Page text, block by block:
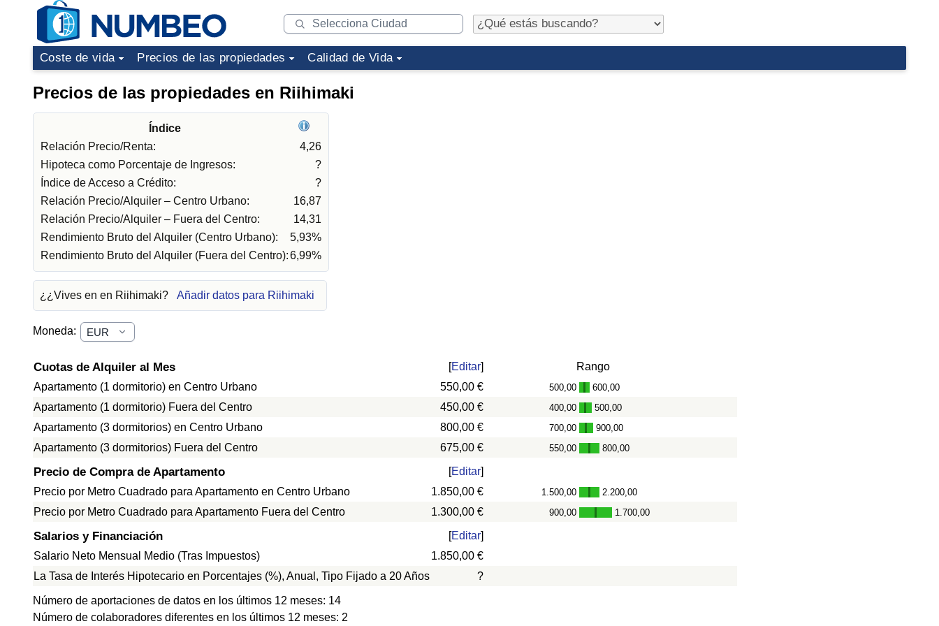
Coste de vida Precios de las propiedades Calidad de Vida
Precios de las propiedades en Riihimaki
Índice
Relación Precio/Renta:
4,26
Hipoteca como Porcentaje de Ingresos:
?
Índice de Acceso a Crédito:
?
Relación Precio/Alquiler – Centro Urbano:
16,87
Relación Precio/Alquiler – Fuera del Centro:
14,31
Rendimiento Bruto del Alquiler (Centro Urbano):
5,93%
Rendimiento Bruto del Alquiler (Fuera del Centro):6,99%
¿¿Vives en en Riihimaki? Añadir datos para Riihimaki
Moneda:
Cuotas de Alquiler al Mes [Editar]
Rango
Apartamento (1 dormitorio) en Centro Urbano
550,00 € 500,00 - 600,00
Apartamento (1 dormitorio) Fuera del Centro 450,00 € 400,00 - 500,00
Apartamento (3 dormitorios) en Centro Urbano 800,00 € 700,00 - 900,00
Apartamento (3 dormitorios) Fuera del Centro 675,00 € 550,00 - 800,00
Precio de Compra de Apartamento [Editar]
Precio por Metro Cuadrado para Apartamento en Centro Urbano
1.850,00 € 1.500,00 - 2.200,00
Precio por Metro Cuadrado para Apartamento Fuera del Centro 1.300,00 € 900,00 - 1.700,00
Salarios y Financiación [Editar]
Salario Neto Mensual Medio (Tras Impuestos)
1.850,00 €
La Tasa de Interés Hipotecario en Porcentajes (%), Anual, Tipo Fijado a 20 Años
?
Número de aportaciones de datos en los últimos 12 meses: 14
Número de colaboradores diferentes en los últimos 12 meses: 2